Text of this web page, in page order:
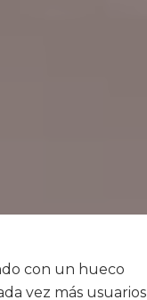
con un hueco
vez más usuarios